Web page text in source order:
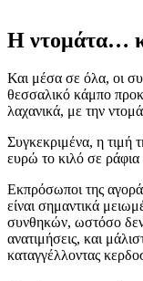
Η ντομάτα…
Και μέσα σε όλα, οι
θεσσαλικό κάμπο
λαχανικά, με την
Συγκεκριμένα, η τιμή
ευρώ το κιλό σε
Εκπρόσωποι της
είναι σημαντικά
συνθηκών, ωστόσο δεν
ανατιμήσεις, και
καταγγέλλοντας